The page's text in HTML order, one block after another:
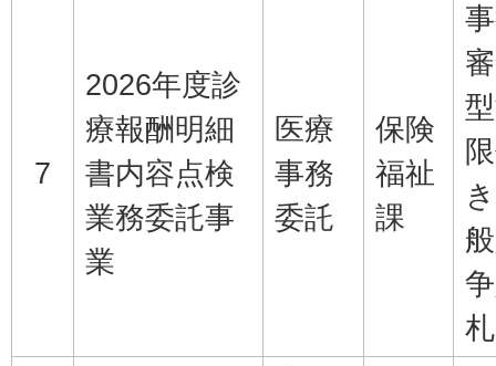
7
2026年度診
療報酬明細
書内容点検
業務委託事
業
医療
事務
委託
保険
福祉
課
札